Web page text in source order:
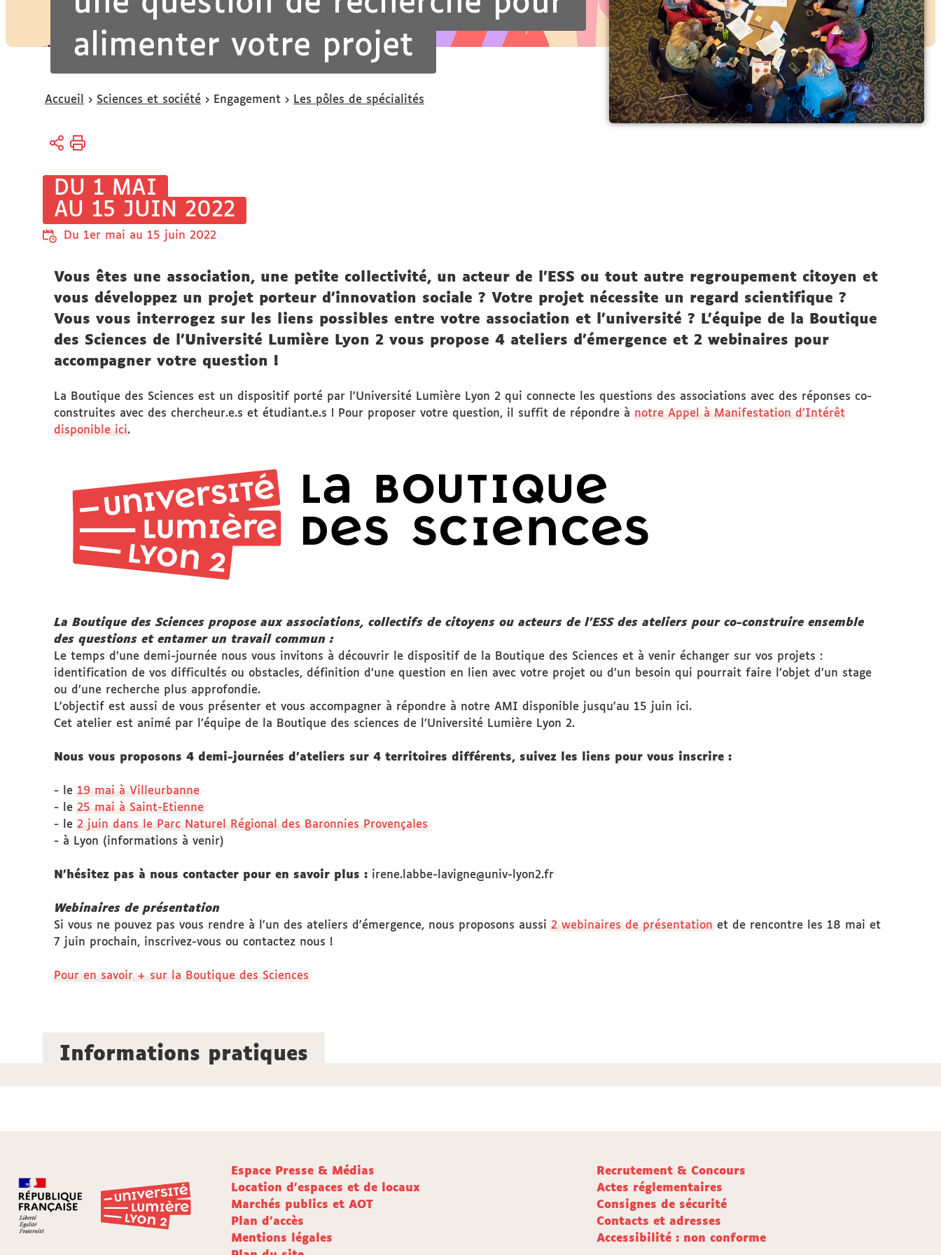
alimenter votre projet
Vous
ici :
Accueil Sciences et société Engagement Les pôles de spécialités
DU 1 MAI
AU 15 JUIN 2022
Du 1er mai au 15 juin 2022
Vous êtes une association, une petite collectivité, un acteur de l’ESS ou tout autre regroupement citoyen et
vous développez un projet porteur d’innovation sociale ? Votre projet nécessite un regard scientifique ?
Vous vous interrogez sur les liens possibles entre votre association et l’université ? L'équipe de la Boutique
des Sciences de l'Université Lumière Lyon 2 vous propose 4 ateliers d'émergence et 2 webinaires pour
accompagner votre question !
La Boutique des Sciences est un dispositif porté par l'Université Lumière Lyon 2 qui connecte les questions des associations avec des réponses co-
construites avec des chercheur.e.s et étudiant.e.s ! Pour proposer votre question, il suffit de répondre à notre Appel à Manifestation d'Intérêt
disponible ici.
La Boutique des Sciences propose aux associations, collectifs de citoyens ou acteurs de l'ESS des ateliers pour co-construire ensemble
des questions et entamer un travail commun :
Le temps d’une demi-journée nous vous invitons à découvrir le dispositif de la Boutique des Sciences et à venir échanger sur vos projets :
identification de vos difficultés ou obstacles, définition d’une question en lien avec votre projet ou d’un besoin qui pourrait faire l’objet d’un stage
ou d’une recherche plus approfondie.
L'objectif est aussi de vous présenter et vous accompagner à répondre à notre AMI disponible jusqu'au 15 juin ici.
Cet atelier est animé par l’équipe de la Boutique des sciences de l’Université Lumière Lyon 2.
Nous vous proposons 4 demi-journées d'ateliers sur 4 territoires différents, suivez les liens pour vous inscrire :
- le 19 mai à Villeurbanne
- le 25 mai à Saint-Etienne
- le 2 juin dans le Parc Naturel Régional des Baronnies Provençales
- à Lyon (informations à venir)
N'hésitez pas à nous contacter pour en savoir plus : irene.labbe-lavigne@univ-lyon2.fr
Webinaires de présentation
Si vous ne pouvez pas vous rendre à l'un des ateliers d'émergence, nous proposons aussi 2 webinaires de présentation et de rencontre les 18 mai et
7 juin prochain, inscrivez-vous ou contactez nous !
Pour en savoir + sur la Boutique des Sciences
Informations pratiques
Espace Presse & Médias
Recrutement & Concours
Location d'espaces et de locaux
Actes réglementaires
Marchés publics et AOT
Consignes de sécurité
Plan d'accès
Contacts et adresses
Mentions légales
Accessibilité : non conforme